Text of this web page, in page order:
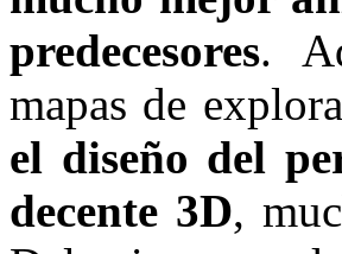
predecesores.
mapas de
el diseño del
decente 3D,